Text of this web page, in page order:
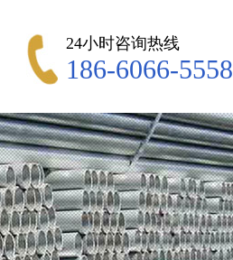
24小时咨询热线
186-6066-5558